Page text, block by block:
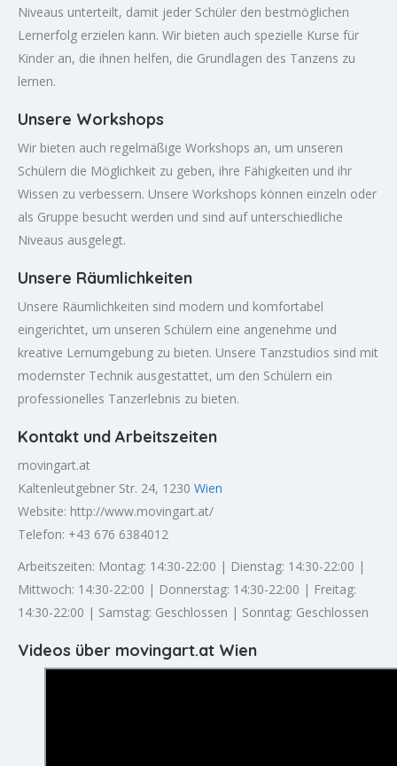
Niveaus unterteilt, damit jeder Schüler den bestmöglichen
Lernerfolg erzielen kann. Wir bieten auch spezielle Kurse für
Kinder an, die ihnen helfen, die Grundlagen des Tanzens zu
lernen.
Unsere Workshops
Wir bieten auch regelmäßige Workshops an, um unseren
Schülern die Möglichkeit zu geben, ihre Fähigkeiten und ihr
Wissen zu verbessern. Unsere Workshops können einzeln oder
als Gruppe besucht werden und sind auf unterschiedliche
Niveaus ausgelegt.
Unsere Räumlichkeiten
Unsere Räumlichkeiten sind modern und komfortabel
eingerichtet, um unseren Schülern eine angenehme und
kreative Lernumgebung zu bieten. Unsere Tanzstudios sind mit
modernster Technik ausgestattet, um den Schülern ein
professionelles Tanzerlebnis zu bieten.
Kontakt und Arbeitszeiten
movingart.at
Kaltenleutgebner Str. 24, 1230 Wien
Website: http://www.movingart.at/
Telefon: +43 676 6384012
Arbeitszeiten: Montag: 14:30-22:00 | Dienstag: 14:30-22:00 |
Mittwoch: 14:30-22:00 | Donnerstag: 14:30-22:00 | Freitag:
14:30-22:00 | Samstag: Geschlossen | Sonntag: Geschlossen
Videos über movingart.at Wien